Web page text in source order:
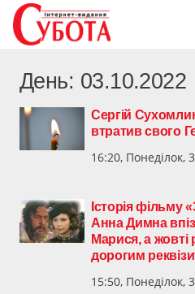
День: 03.10.2022
Сергій
втратив свого
16:20, Понеділок,
Історія фільму
Анна Димна
Марися, а
дорогим
15:50, Понеділок,